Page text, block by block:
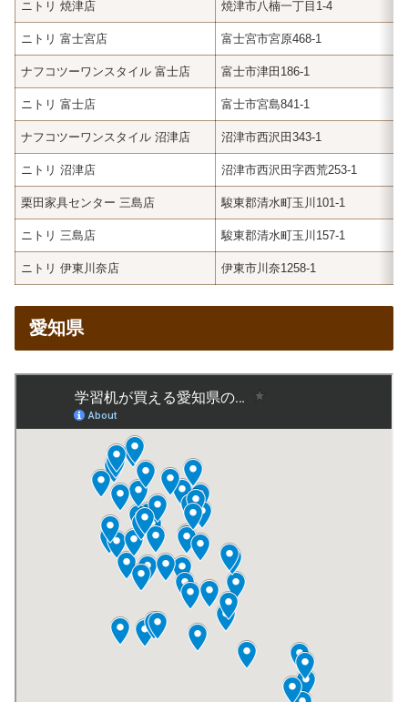
ニトリ 焼津店 焼津市八楠一丁目1-4
ニトリ 富士宮店 富士宮市宮原468-1
ナフコツーワンスタイル 富士店 富士市津田186-1
ニトリ 富士店 富士市宮島841-1
ナフコツーワンスタイル 沼津店 沼津市西沢田343-1
ニトリ 沼津店 沼津市西沢田字西荒253-1
栗田家具センター 三島店 駿東郡清水町玉川101-1
ニトリ 三島店 駿東郡清水町玉川157-1
ニトリ 伊東川奈店 伊東市川奈1258-1
愛知県